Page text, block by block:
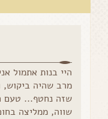
היי בנות אתמול
מרב שהיה
שזה נחטף... טעם
שווה, ממליצה